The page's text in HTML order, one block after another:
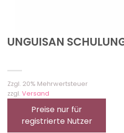
UNGUISAN
Zzgl. 20% Mehrwertsteuer
zzgl. Versand
Preise nur für
registrierte Nutzer